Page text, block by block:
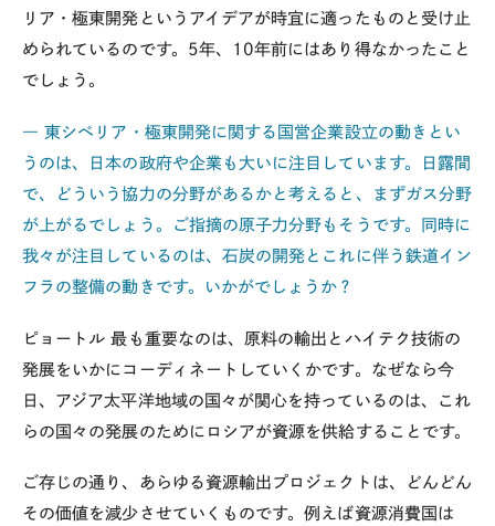
リア・極東開発というアイデアが時宜に適ったものと受け止
められているのです。5年、10年前にはあり得なかったこと
でしょう。
― 東シベリア・極東開発に関する国営企業設立の動きとい
うのは、日本の政府や企業も大いに注目しています。日露間
で、どういう協力の分野があるかと考えると、まずガス分野
が上がるでしょう。ご指摘の原子力分野もそうです。同時に
我々が注目しているのは、石炭の開発とこれに伴う鉄道イン
フラの整備の動きです。いかがでしょうか？
ピョートル最も重要なのは、原料の輸出とハイテク技術の
発展をいかにコーディネートしていくかです。なぜなら今
日、アジア太平洋地域の国々が関心を持っているのは、これ
らの国々の発展のためにロシアが資源を供給することです。
ご存じの通り、あらゆる資源輸出プロジェクトは、どんどん
その価値を減少させていくものです。例えば資源消費国は